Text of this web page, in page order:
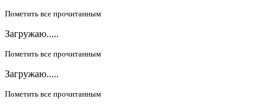
Пометить все прочитанным
Загружаю.....
Пометить все прочитанным
Загружаю.....
Пометить все прочитанным